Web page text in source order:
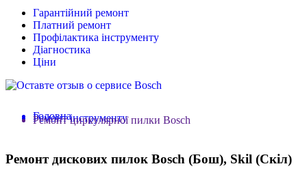
Гарантійний ремонт
Платний ремонт
Профілактика інструменту
Діагностика
Ціни
Головна
Ремонт інструменту
Ремонт циркулярної пилки Bosch
Ремонт дискових пилок Bosch (Бош), Skil (Скіл)